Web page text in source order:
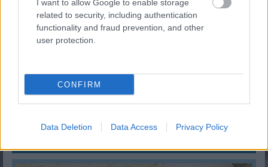
I want to allow Google to enable storage
related to security, including authentication
functionality and fraud prevention, and other
user protection.
CONFIRM
Data Deletion Data Access Privacy Policy